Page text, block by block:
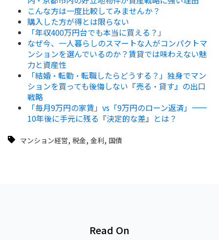
こんな方は一度比較してみませんか？
購入した方が得とは限らない
「年収400万円台でも本当に買える？」
なぜ今、一人暮らしのスマートな人がコンパクトマ
ンションを選んでいるのか？賃貸では味わえない魅
力と資産性
「結婚・転勤・転職したらどうする？」独身でマン
ションを買っても後悔しない『売る・貸す』の出口
戦略
「毎月9万円の家賃」vs「9万円のローン返済」——
10年後に手元に残る『決定的な差』とは？
マンション経営, 税金, 金利, 国債
Read On